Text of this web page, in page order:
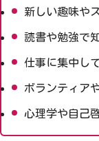
新しい趣味や
読書や勉強で
仕事に集中し
ボランティア
心理学や自己